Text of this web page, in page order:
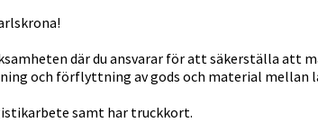
där du ansvarar för att säkerställa
och förflyttning av gods och material mellan
samt har truckkort.